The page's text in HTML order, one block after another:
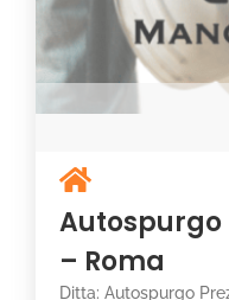
– Roma
Ditta: Autospurgo